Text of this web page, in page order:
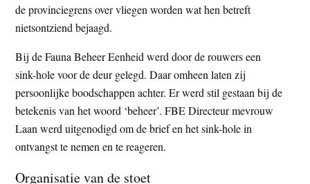
de provinciegrens over vliegen worden wat hen betreft
nietsontziend bejaagd.
Bij de Fauna Beheer Eenheid werd door de rouwers een
sink-hole voor de deur gelegd. Daar omheen laten zij
persoonlijke boodschappen achter. Er werd stil gestaan bij de
betekenis van het woord ‘beheer’. FBE Directeur mevrouw
Laan werd uitgenodigd om de brief en het sink-hole in
ontvangst te nemen en te reageren.
Organisatie van de stoet